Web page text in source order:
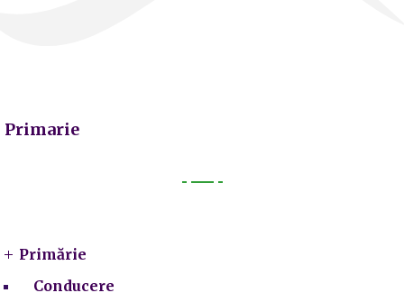
Primarie
Primărie
Conducere